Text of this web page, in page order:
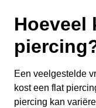
Hoeveel
Een veelgestelde
kost een flat
piercing kan